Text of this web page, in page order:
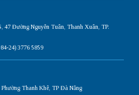
47 Đường Nguyễn Tuân, Thanh Xuân, TP.
24) 3776 5859
Thanh Khê, TP Đà Nẵng